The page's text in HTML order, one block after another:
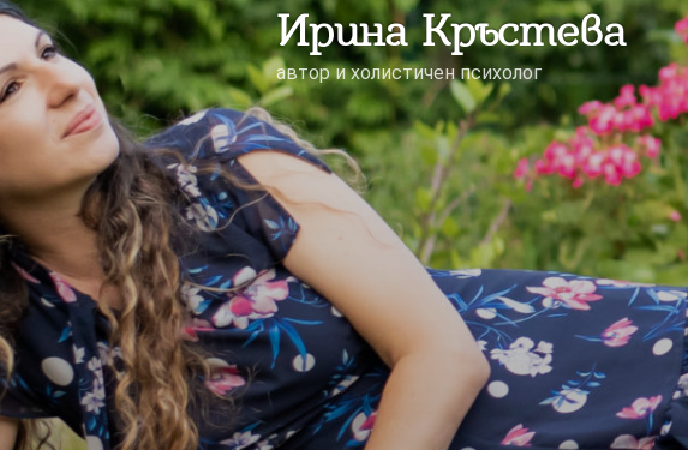
Ирина Кръстева
автор и холистичен психолог